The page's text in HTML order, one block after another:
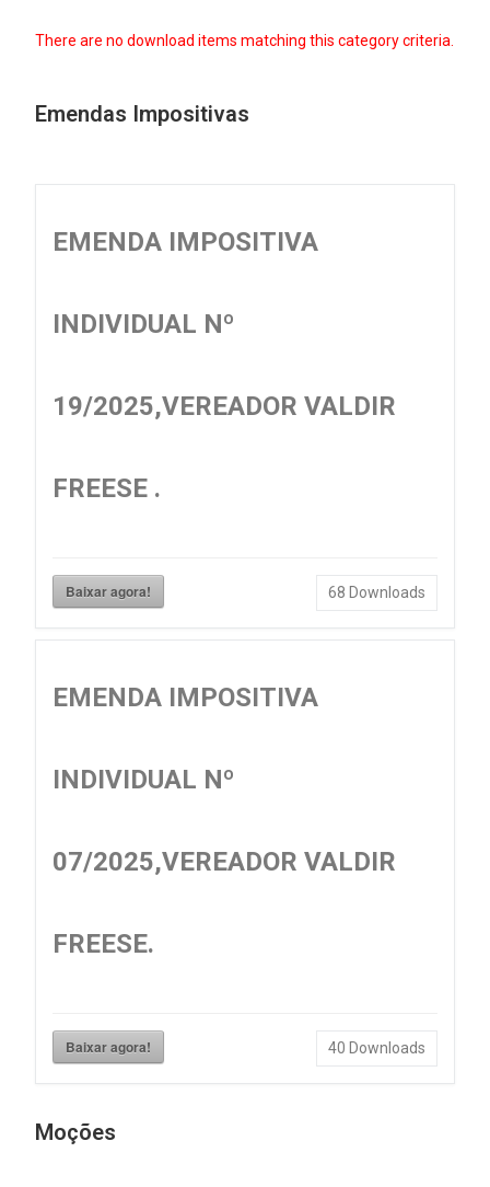
There are no download items matching this category criteria.
Emendas Impositivas
EMENDA IMPOSITIVA
INDIVIDUAL Nº
19/2025,VEREADOR VALDIR
FREESE .
Baixar agora! 68 Downloads
EMENDA IMPOSITIVA
INDIVIDUAL Nº
07/2025,VEREADOR VALDIR
FREESE.
Baixar agora! 40 Downloads
Moções